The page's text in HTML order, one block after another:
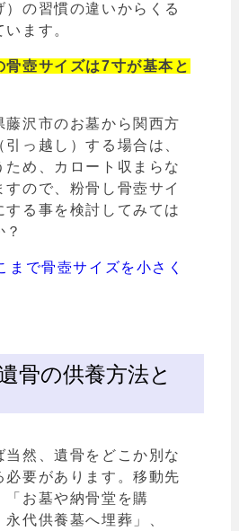
）の習慣の違いからくる
ます。
骨壺サイズは7寸が基本と
藤沢市のお墓から関西方
っ越し）する場合は、
ため、カロート収まらな
すので、粉骨し骨壺サイ
する事を検討してみては
まで骨壺サイズを小さく
骨の供養方法と
当然、遺骨をどこか別な
必要があります。移動先
「お墓や納骨堂を購
代供養墓へ埋葬」、